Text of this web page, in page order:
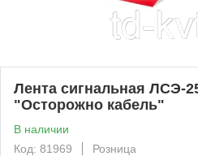
Лента сигнальная ЛСЭ-
"Осторожно кабель"
В наличии
Код: 81969
Розница